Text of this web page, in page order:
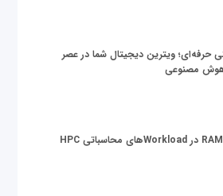
حرفه‌ای؛ ویترین دیجیتال شما در عصر
مصنوعی